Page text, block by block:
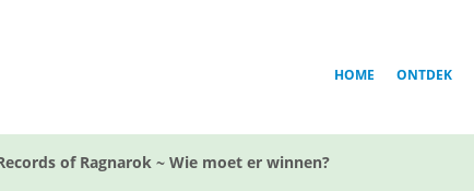
HOME ONTDEK
of Ragnarok ~ Wie moet er winnen?